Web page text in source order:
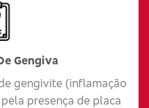
Gengiva
gengivite (inflamação
presença de placa